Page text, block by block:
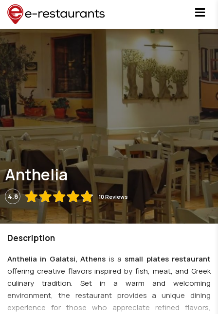
Anthelia
4.8 10 Reviews
Description
Anthelia in Galatsi, Athens is a small plates restaurant
offering creative flavors inspired by fish, meat, and Greek
culinary tradition. Set in a warm and welcoming
environment, the restaurant provides a unique dining
experience for those who appreciate refined flavors,